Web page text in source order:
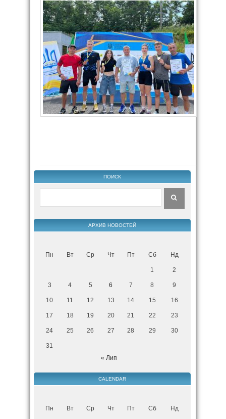
ПОИСК
АРХИВ НОВОСТЕЙ
Пн Вт Ср Чт Пт Сб Нд
1 2
3 4 5 6 7 8 9
10 11 12 13 14 15 16
17 18 19 20 21 22 23
24 25 26 27 28 29 30
31
« Лип
CALENDAR
Пн Вт Ср Чт Пт Сб Нд